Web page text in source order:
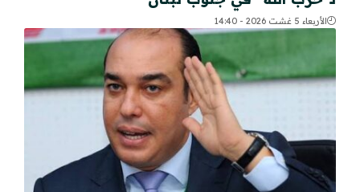
الأربعاء 5 غشت 2026 - 14:40